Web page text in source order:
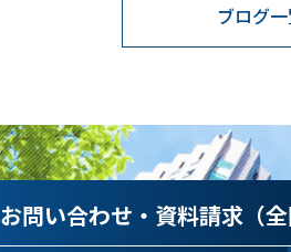
ブログ
お問い合わせ・資料請求（全